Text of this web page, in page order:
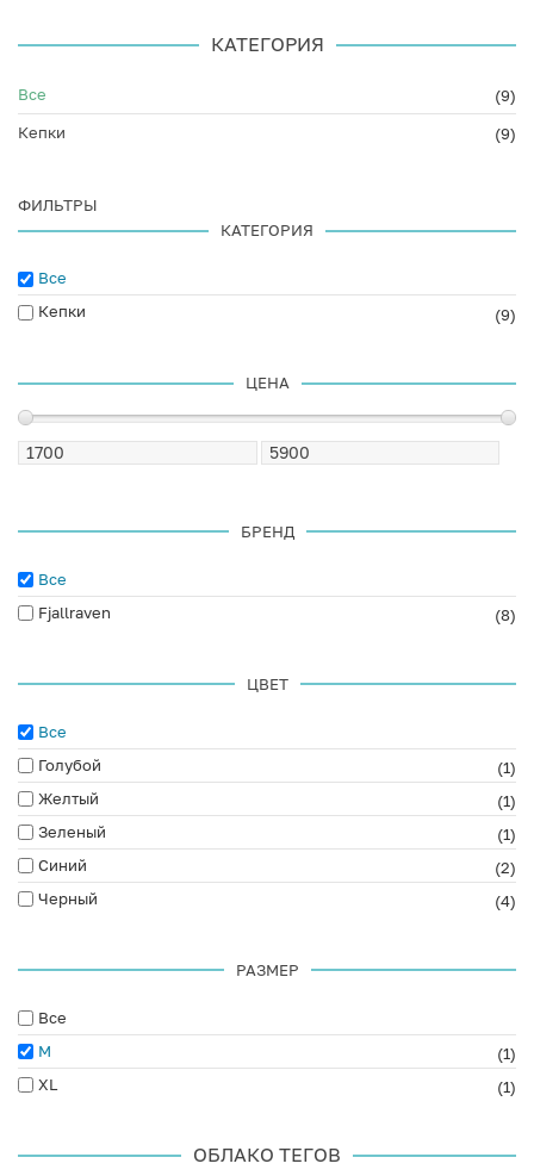
КАТЕГОРИЯ
Все
(9)
Кепки
(9)
ФИЛЬТРЫ
КАТЕГОРИЯ
Все
Кепки
(9)
ЦЕНА
БРЕНД
Все
Fjallraven
(8)
ЦВЕТ
Все
Голубой
(1)
Желтый
(1)
Зеленый
(1)
Синий
(2)
Черный
(4)
РАЗМЕР
Все
M
(1)
XL
(1)
ОБЛАКО ТЕГОВ